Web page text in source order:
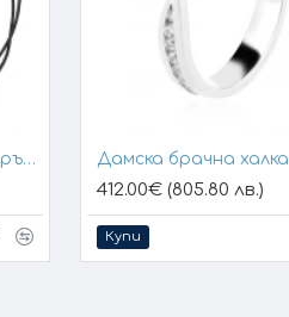
Гривна с черен конец и кръстче Дамска брачна халка
412.00€ (805.80 лв.)
Купи